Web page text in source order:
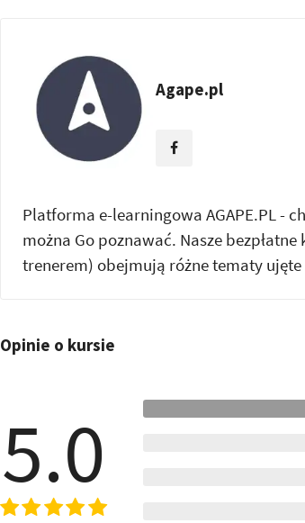
Agape.pl
Platforma e-learningowa AGAPE.PL -
można Go poznawać. Nasze
trenerem) obejmują różne tematy
Opinie o kursie
5.0